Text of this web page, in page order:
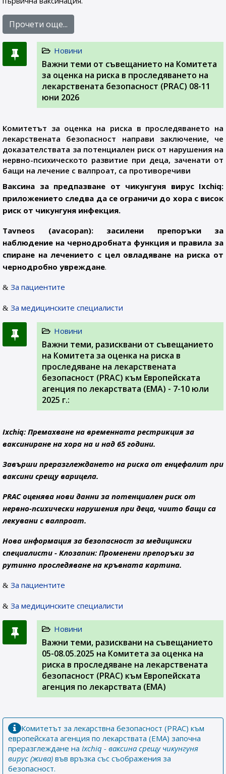
Прочети още...
Новини
Важни теми от съвещанието на Комитета
за оценка на риска в проследяването на
лекарствената безопасност (PRAC) 08-11
юни 2026
Комитетът за оценка на риска в проследяването на
лекарствената безопасност направи заключение, че
доказателствата за потенциален риск от нарушения на
нервно-психическото развитие при деца, заченати от
бащи на лечение с валпроат, са противоречиви
Ваксина за предпазване от чикунгуня вирус Ixchiq:
приложението следва да се ограничи до хора с висок
риск от чикунгуня инфекция.
Tavneos (avacopan): засилени препоръки за
наблюдение на чернодробната функция и правила за
спиране на лечението с цел овладяване на риска от
чернодробно увреждане.
За пациентите
За медицинските специалисти
Новини
Важни теми, разисквани от съвещанието
на Комитета за оценка на риска в
проследяване на лекарствената
безопасност (PRAC) към Европейската
агенция по лекарствата (ЕМА) - 7-10 юли
2025 г.:
Ixchiq: Премахване на временната рестрикция за
ваксиниране на хора на и над 65 години.
Завърши преразглеждането на риска от енцефалит при
ваксини срещу варицела.
PRAC оценява нови данни за потенциален риск от
нервно-психически нарушения при деца, чиито бащи са
лекувани с валпроат.
Нова информация за безопасност за медицински
специалисти - Клозапин: Променени препоръки за
рутинно проследяване на кръвната картина.
За пациентите
За медицинските специалисти
Новини
Важни теми, разисквани на съвeщанието
05-08.05.2025 на Комитета за оценка на
риска в проследяване на лекарствената
безопасност (PRAC) към Европейската
агенция по лекарствата (ЕМА)
Комитетът за лекарствна безопасност (PRAC) към
европейската агенция по лекарствата (EMA) започна
преразглеждане на Ixchiq - ваксина срещу чикунгуня
вирус (жива) във връзка със съображения за
безопасност.